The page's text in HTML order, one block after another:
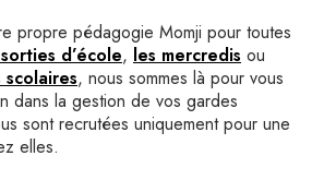
propre pédagogie Momji pour toutes
d’école, les mercredis ou
scolaires, nous sommes là pour vous
dans la gestion de vos gardes
sont recrutées uniquement pour une
elles.